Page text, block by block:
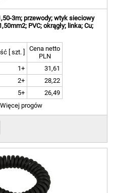
3m; przewody; wtyk sieciowy
PVC; okrągły; linka; Cu;
[ szt. ]
Cena netto
PLN
1+
31,61
2+
28,22
5+
26,49
Więcej progów